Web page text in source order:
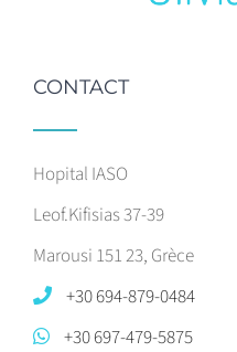
CONTACT
Hopital IASO
Leof.Kifisias 37-39
Marousi 151 23, Grèce
+30 694-879-0484
+30 697-479-5875